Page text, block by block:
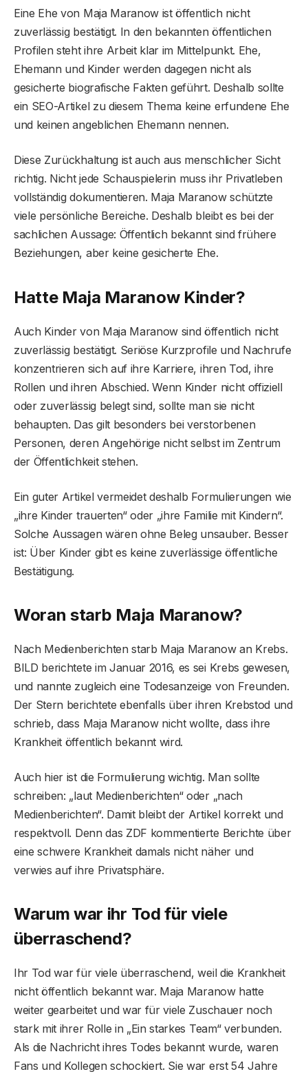
Eine Ehe von Maja Maranow ist öffentlich nicht
zuverlässig bestätigt. In den bekannten öffentlichen
Profilen steht ihre Arbeit klar im Mittelpunkt. Ehe,
Ehemann und Kinder werden dagegen nicht als
gesicherte biografische Fakten geführt. Deshalb sollte
ein SEO-Artikel zu diesem Thema keine erfundene Ehe
und keinen angeblichen Ehemann nennen.
Diese Zurückhaltung ist auch aus menschlicher Sicht
richtig. Nicht jede Schauspielerin muss ihr Privatleben
vollständig dokumentieren. Maja Maranow schützte
viele persönliche Bereiche. Deshalb bleibt es bei der
sachlichen Aussage: Öffentlich bekannt sind frühere
Beziehungen, aber keine gesicherte Ehe.
Hatte Maja Maranow Kinder?
Auch Kinder von Maja Maranow sind öffentlich nicht
zuverlässig bestätigt. Seriöse Kurzprofile und Nachrufe
konzentrieren sich auf ihre Karriere, ihren Tod, ihre
Rollen und ihren Abschied. Wenn Kinder nicht offiziell
oder zuverlässig belegt sind, sollte man sie nicht
behaupten. Das gilt besonders bei verstorbenen
Personen, deren Angehörige nicht selbst im Zentrum
der Öffentlichkeit stehen.
Ein guter Artikel vermeidet deshalb Formulierungen wie
„ihre Kinder trauerten“ oder „ihre Familie mit Kindern“.
Solche Aussagen wären ohne Beleg unsauber. Besser
ist: Über Kinder gibt es keine zuverlässige öffentliche
Bestätigung.
Woran starb Maja Maranow?
Nach Medienberichten starb Maja Maranow an Krebs.
BILD berichtete im Januar 2016, es sei Krebs gewesen,
und nannte zugleich eine Todesanzeige von Freunden.
Der Stern berichtete ebenfalls über ihren Krebstod und
schrieb, dass Maja Maranow nicht wollte, dass ihre
Krankheit öffentlich bekannt wird.
Auch hier ist die Formulierung wichtig. Man sollte
schreiben: „laut Medienberichten“ oder „nach
Medienberichten“. Damit bleibt der Artikel korrekt und
respektvoll. Denn das ZDF kommentierte Berichte über
eine schwere Krankheit damals nicht näher und
verwies auf ihre Privatsphäre.
Warum war ihr Tod für viele
überraschend?
Ihr Tod war für viele überraschend, weil die Krankheit
nicht öffentlich bekannt war. Maja Maranow hatte
weiter gearbeitet und war für viele Zuschauer noch
stark mit ihrer Rolle in „Ein starkes Team“ verbunden.
Als die Nachricht ihres Todes bekannt wurde, waren
Fans und Kollegen schockiert. Sie war erst 54 Jahre